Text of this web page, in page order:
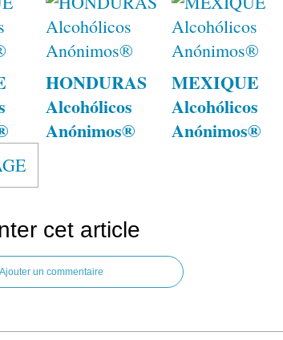
HONDURAS
Alcohólicos
Anónimos®
MEXIQUE
Alcohólicos
Anónimos®
cet article
Ajouter un commentaire